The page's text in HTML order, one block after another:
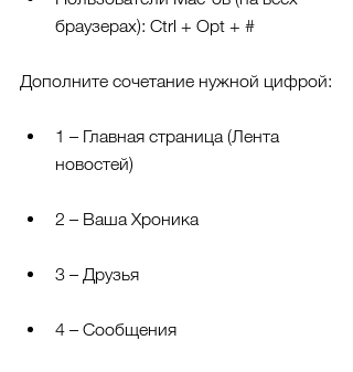
браузерах): Ctrl + Opt + #
Дополните сочетание нужной цифрой:
1 – Главная страница (Лента
новостей)
2 – Ваша Хроника
3 – Друзья
4 – Сообщения